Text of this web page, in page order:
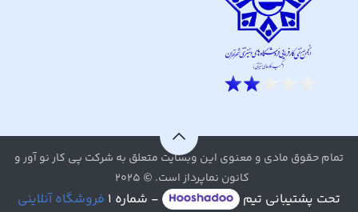
تمام حقوق مادی و معنوی این وبسایت متعلق به شرکت پی کار نو آور و
کانون نماپرداز است. © ۲۰۲۵
تحت پشتیبانی تیم - شماره ۱ فروشگاه آنلاینی